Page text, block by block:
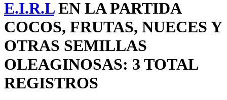
E.I.R.LEN LA PARTIDA
COCOS, FRUTAS, NUECES Y
OTRAS SEMILLAS
OLEAGINOSAS: 3 TOTAL
REGISTROS